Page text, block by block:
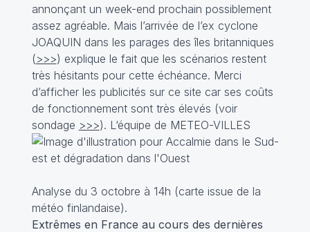
annonçant un week-end prochain possiblement
assez agréable. Mais l’arrivée de l’ex cyclone
JOAQUIN dans les parages des îles britanniques
(>>>) explique le fait que les scénarios restent
très hésitants pour cette échéance. Merci
d’afficher les publicités sur ce site car ses coûts
de fonctionnement sont très élevés (voir
sondage >>>). L‘équipe de METEO-VILLES
Analyse du 3 octobre à 14h (carte issue de la
météo finlandaise).
Extrêmes en France au cours des dernières